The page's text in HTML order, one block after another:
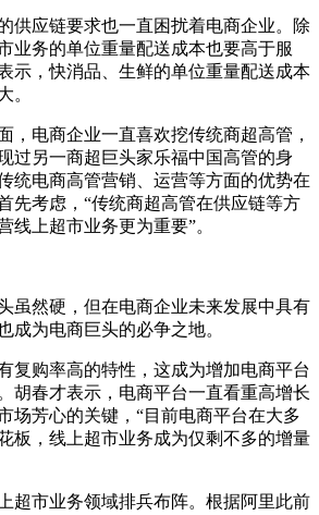
供应链要求也一直困扰着电商企业。除
业务的单位重量配送成本也要高于服
示，快消品、生鲜的单位重量配送成本
。
，电商企业一直喜欢挖传统商超高管，
过另一商超巨头家乐福中国高管的身
统电商高管营销、运营等方面的优势在
先考虑，“传统商超高管在供应链等方
线上超市业务更为重要”。
虽然硬，但在电商企业未来发展中具有
成为电商巨头的必争之地。
复购率高的特性，这成为增加电商平台
胡春才表示，电商平台一直看重高增长
场芳心的关键，“目前电商平台在大多
板，线上超市业务成为仅剩不多的增量
超市业务领域排兵布阵。根据阿里此前